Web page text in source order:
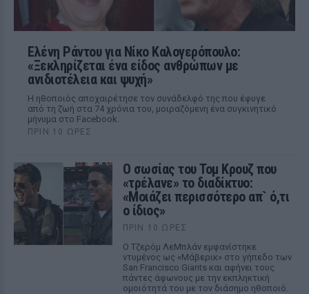
Ελένη Ράντου για Νίκο Καλογερόπουλο:
«Ξεκληρίζεται ένα είδος ανθρώπων με
ανιδιοτέλεια και ψυχή»
Η ηθοποιός αποχαιρέτησε τον συνάδελφό της που έφυγε
από τη ζωή στα 74 χρόνια του, μοιραζόμενη ένα συγκινητικό
μήνυμα στο Facebook.
ΠΡΙΝ 10 ΏΡΕΣ
Ο σωσίας του Τομ Κρουζ που
«τρέλανε» το διαδίκτυο:
«Μοιάζει περισσότερο απ` ό,τι
ο ίδιος»
ΠΡΙΝ 10 ΏΡΕΣ
Ο Τζερόμ ΛεΜπλάν εμφανίστηκε
ντυμένος ως «Μάβερικ» στο γήπεδο των
San Francisco Giants και αφήνει τους
πάντες άφωνους με την εκπληκτική
ομοιότητά του με τον διάσημο ηθοποιό.